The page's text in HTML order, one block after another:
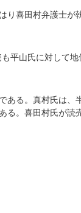
喜田村弁護士が
平山氏に対して
る。真村氏は、
。喜田村氏が読